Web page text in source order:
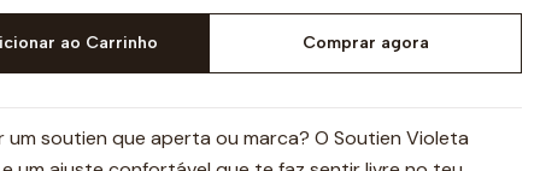
ao Carrinho Comprar agora
soutien que aperta ou marca? O Soutien Violeta